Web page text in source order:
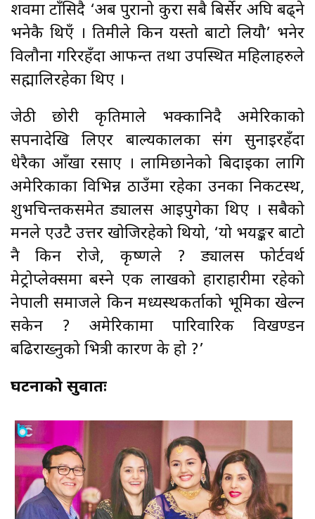
शवमा टाँसिदै ‘अब पुरानो कुरा सबै बिर्सेर अघि बढ्ने
भनेकै थिएँ । तिमीले किन यस्तो बाटो लियौ’ भनेर
विलाैना गरिरहँदा आफन्त तथा उपस्थित महिलाहरुले
सह्मालिरहेका थिए ।
जेठी छोरी कृतिमाले भक्कानिदै अमेरिकाको
सपनादेखि लिएर बाल्यकालका प्रसंग सुनाइरहँदा
धेरैका आँखा रसाए । लामिछानेको बिदाइका लागि
अमेरिकाका विभिन्न ठाउँमा रहेका उनका निकटस्थ,
शुभचिन्तकसमेत ड्यालस आइपुगेका थिए । सबैको
मनले एउटै उत्तर खोजिरहेको थियो, ‘यो भयङ्कर बाटो
नै किन रोजे, कृष्णले ? ड्यालस फोर्टवर्थ
मेट्रोप्लेक्समा बस्ने एक लाखको हाराहारीमा रहेको
नेपाली समाजले किन मध्यस्थकर्ताको भूमिका खेल्न
सकेन ? अमेरिकामा पारिवारिक विखण्डन
बढिराख्नुको भित्री कारण के हो ?’
घटनाको सुरुवातः